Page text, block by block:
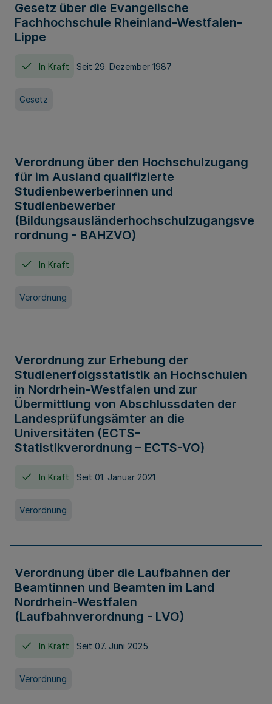
Gesetz über die Evangelische
Fachhochschule Rheinland-Westfalen-
Lippe
In Kraft Seit 29. Dezember 1987
Gesetz
Verordnung über den Hochschulzugang
für im Ausland qualifizierte
Studienbewerberinnen und
Studienbewerber
(Bildungsausländerhochschulzugangsve
rordnung - BAHZVO)
In Kraft
Verordnung
Verordnung zur Erhebung der
Studienerfolgsstatistik an Hochschulen
in Nordrhein-Westfalen und zur
Übermittlung von Abschlussdaten der
Landesprüfungsämter an die
Universitäten (ECTS-
Statistikverordnung – ECTS-VO)
In Kraft Seit 01. Januar 2021
Verordnung
Verordnung über die Laufbahnen der
Beamtinnen und Beamten im Land
Nordrhein-Westfalen
(Laufbahnverordnung - LVO)
In Kraft Seit 07. Juni 2025
Verordnung